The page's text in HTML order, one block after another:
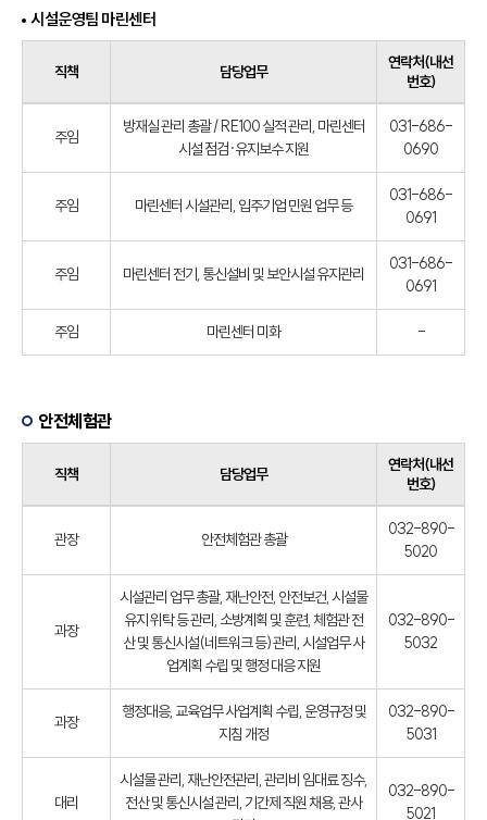
시설운영팀 마린센터
직책 담당업무
연락처(내선
번호)
주임
방재실 관리 총괄 / RE100 실적 관리, 마린센터
시설 점검·유지보수 지원
031-686-
0690
주임 마린센터 시설관리, 입주기업 민원 업무 등
031-686-
0691
주임 마린센터 전기, 통신설비 및 보안시설 유지관리
031-686-
0691
주임 마린센터 미화 -
안전체험관
직책 담당업무
연락처(내선
번호)
관장 안전체험관 총괄
032-890-
5020
과장
시설관리 업무 총괄, 재난안전, 안전보건, 시설물
유지 위탁 등 관리, 소방계획 및 훈련, 체험관 전
산 및 통신시설(네트워크 등) 관리, 시설업무 사
업계획 수립 및 행정 대응 지원
032-890-
5032
과장
행정대응, 교육업무 사업계획 수립, 운영규정 및
지침 개정
032-890-
5031
대리
시설물 관리, 재난안전관리, 관리비 임대료 징수,
전산 및 통신시설 관리, 기간제 직원 채용, 관사
032-890-
5021